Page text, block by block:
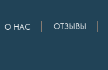
О НАС ОТЗЫВЫ